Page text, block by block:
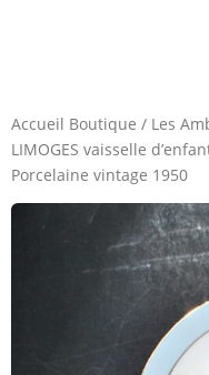
Accueil Boutique / Les
LIMOGES vaisselle
Porcelaine vintage 1950